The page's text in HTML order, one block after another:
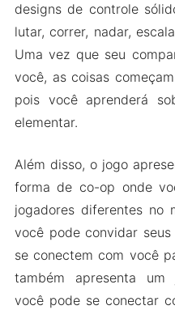
designs de controle
lutar, correr, nadar,
Uma vez que seu
você, as coisas
pois você aprenderá
elementar.
Além disso, o jogo
forma de co-op onde
jogadores diferentes no
você pode convidar
se conectem com você
também apresenta um
você pode se conectar